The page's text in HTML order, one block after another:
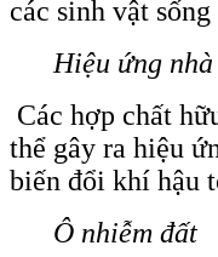
các sinh vật
Hiệu ứng
Các hợp chất
thể gây ra hiệu
biến đổi khí hậu
Ô nhiễm đất